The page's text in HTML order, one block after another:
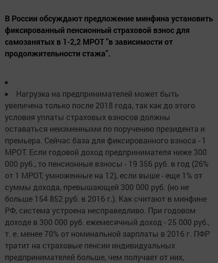
В России обсуждают предложение минфина установить
фиксированный пенсионный страховой взнос для
самозанятых в 1-2,2 МРОТ "в зависимости от
продолжительности стажа".
Нагрузка на предпринимателей может быть
увеличена только после 2018 года, так как до этого
условия уплаты страховых взносов должны
оставаться неизменными по поручению президента и
премьера. Сейчас база для фиксированного взноса - 1
МРОТ. Если годовой доход предпринимателя ниже 300
000 руб., то пенсионные взносы - 19 356 руб. в год (26%
от 1 МРОТ, умноженные на 12), если выше - еще 1% от
суммы дохода, превышающей 300 000 руб. (но не
больше 154 852 руб. в 2016 г.). Как считают в минфине
РФ, система устроена несправедливо. При годовом
доходе в 300 000 руб. ежемесячный доход - 25 000 руб.,
т. е. менее 70% от номинальной зарплаты в 2016 г. ПФР
тратит на страховые пенсии индивидуальных
предпринимателей больше, чем получает от них,